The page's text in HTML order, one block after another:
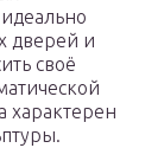
дверей и
своё
характерен